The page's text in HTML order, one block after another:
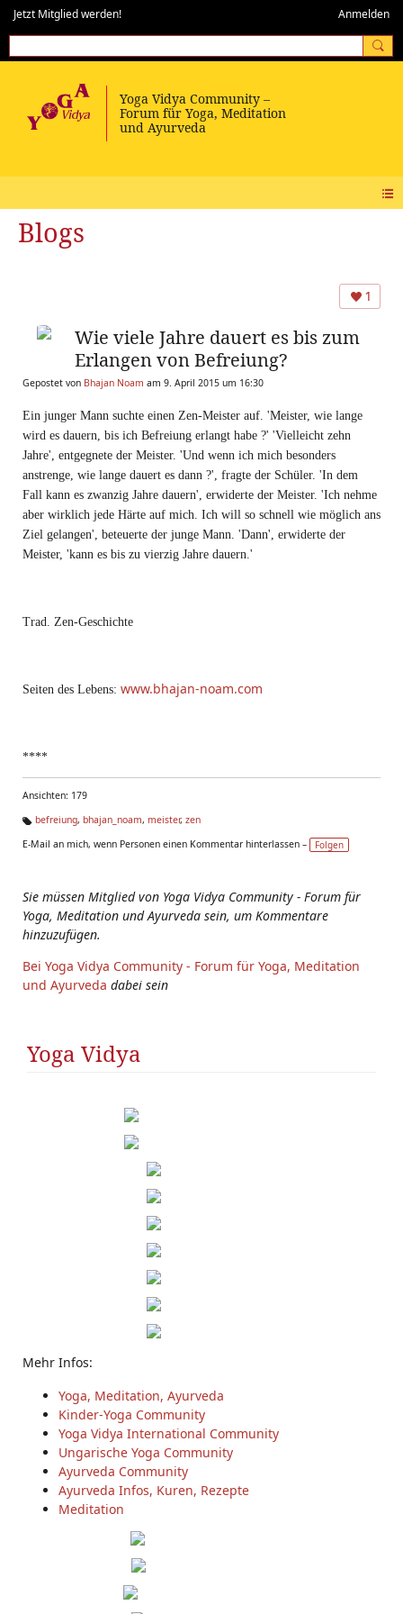
Jetzt Mitglied werden! Anmelden
Blogs
1
Wie viele Jahre dauert es bis zum
Erlangen von Befreiung?
Gepostet von Bhajan Noam am 9. April 2015 um 16:30
Ein junger Mann suchte einen Zen-Meister auf. 'Meister, wie lange
wird es dauern, bis ich Befreiung erlangt habe ?' 'Vielleicht zehn
Jahre', entgegnete der Meister. 'Und wenn ich mich besonders
anstrenge, wie lange dauert es dann ?', fragte der Schüler. 'In dem
Fall kann es zwanzig Jahre dauern', erwiderte der Meister. 'Ich nehme
aber wirklich jede Härte auf mich. Ich will so schnell wie möglich ans
Ziel gelangen', beteuerte der junge Mann. 'Dann', erwiderte der
Meister, 'kann es bis zu vierzig Jahre dauern.'
Trad. Zen-Geschichte
Seiten des Lebens: www.bhajan-noam.com
****
Ansichten: 179
g
befreiung, bhajan_noam, meister, zen
E-Mail an mich, wenn Personen einen Kommentar hinterlassen –
Folgen
Sie müssen Mitglied von Yoga Vidya Community - Forum für
Yoga, Meditation und Ayurveda sein, um Kommentare
hinzuzufügen.
Bei Yoga Vidya Community - Forum für Yoga, Meditation
und Ayurveda dabei sein
Yoga Vidya
Mehr Infos:
Yoga, Meditation, Ayurveda
Kinder-Yoga Community
Yoga Vidya International Community
Ungarische Yoga Community
Ayurveda Community
Ayurveda Infos, Kuren, Rezepte
Meditation